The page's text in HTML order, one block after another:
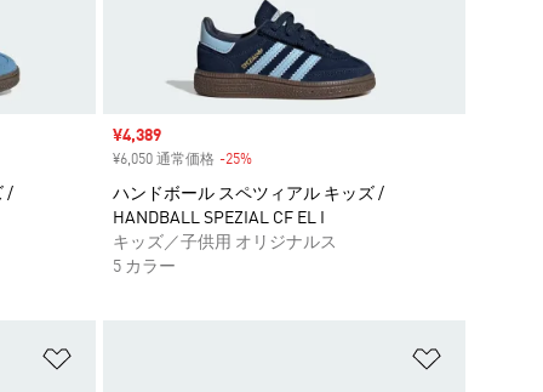
/
セール価格
¥4,389
¥6,050 通常価格 -25%割引
ハンドボール スペツィアル キッズ /
HANDBALL SPEZIAL CF EL I
キッズ／子供用 オリジナルス
5 カラー